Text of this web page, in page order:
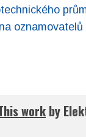
work by